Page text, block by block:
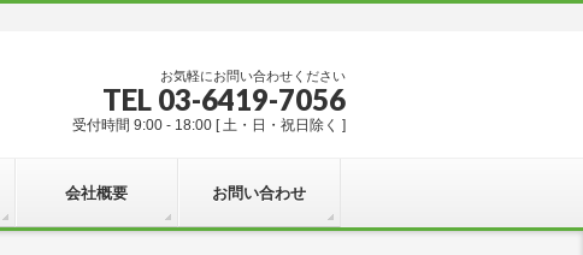
お気軽にお問い合わせください
TEL 03-6419-7056
受付時間 9:00 - 18:00 [ 土・日・祝日除く ]
会社概要 お問い合わせ